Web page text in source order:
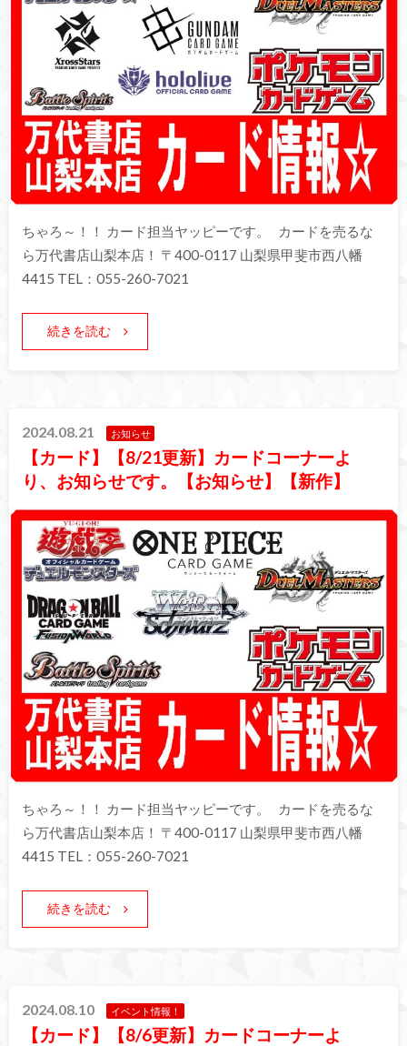
ちゃろ～！！ カード担当ヤッピーです。 カードを売るな
ら万代書店山梨本店！ 〒400-0117 山梨県甲斐市西八幡
4415 TEL：055-260-7021
続きを読む
2024.08.21 お知らせ
【カード】【8/21更新】カードコーナーよ
り、お知らせです。【お知らせ】【新作】
ちゃろ～！！ カード担当ヤッピーです。 カードを売るな
ら万代書店山梨本店！ 〒400-0117 山梨県甲斐市西八幡
4415 TEL：055-260-7021
続きを読む
2024.08.10 イベント情報！
【カード】【8/6更新】カードコーナーよ